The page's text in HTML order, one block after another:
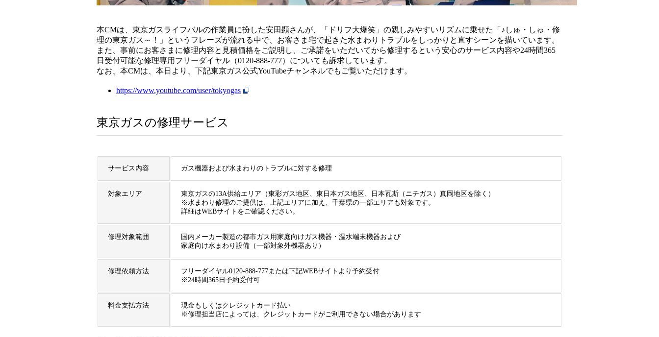
本CMは、東京ガスライフバルの作業員に扮した安田顕さんが、「ドリフ大爆笑」の親しみやすいリズムに乗せた「♪しゅ・しゅ・修
理の東京ガス～！」というフレーズが流れる中で、お客さま宅で起きた水まわりトラブルをしっかりと直すシーンを描いています。
また、事前にお客さまに修理内容と見積価格をご説明し、ご承諾をいただいてから修理するという安心のサービス内容や24時間365
日受付可能な修理専用フリーダイヤル（0120-888-777）についても訴求しています。
なお、本CMは、本日より、下記東京ガス公式YouTubeチャンネルでもご覧いただけます。
https://www.youtube.com/user/tokyogas
東京ガスの修理サービス
サービス内容 ガス機器および水まわりのトラブルに対する修理
対象エリア
東京ガスの13A供給エリア（東彩ガス地区、東日本ガス地区、日本瓦斯（ニチガス）真岡地区を除く）
※水まわり修理のご提供は、上記エリアに加え、千葉県の一部エリアも対象です。
詳細はWEBサイトをご確認ください。
修理対象範囲
国内メーカー製造の都市ガス用家庭向けガス機器・温水端末機器および
家庭向け水まわり設備（一部対象外機器あり）
修理依頼方法
フリーダイヤル0120-888-777または下記WEBサイトより予約受付
※24時間365日予約受付可
料金支払方法
現金もしくはクレジットカード払い
※修理担当店によっては、クレジットカードがご利用できない場合があります